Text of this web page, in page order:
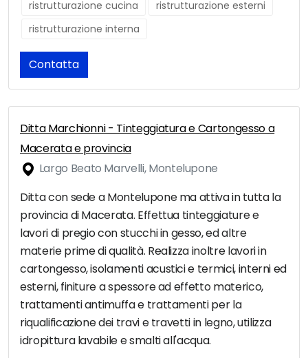
ristrutturazione cucina
ristrutturazione esterni
ristrutturazione interna
Contatta
Ditta Marchionni - Tinteggiatura e Cartongesso a
Macerata e provincia
Largo Beato Marvelli, Montelupone
Ditta con sede a Montelupone ma attiva in tutta la
provincia di Macerata. Effettua tinteggiature e
lavori di pregio con stucchi in gesso, ed altre
materie prime di qualità. Realizza inoltre lavori in
cartongesso, isolamenti acustici e termici, interni ed
esterni, finiture a spessore ad effetto materico,
trattamenti antimuffa e trattamenti per la
riqualificazione dei travi e travetti in legno, utilizza
idropittura lavabile e smalti all'acqua.